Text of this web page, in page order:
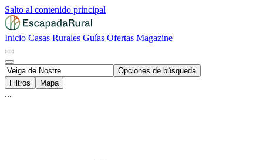
Salto al contenido principal
Inicio Casas Rurales Guías Ofertas Magazine
Opciones de búsqueda
Filtros
Mapa
...